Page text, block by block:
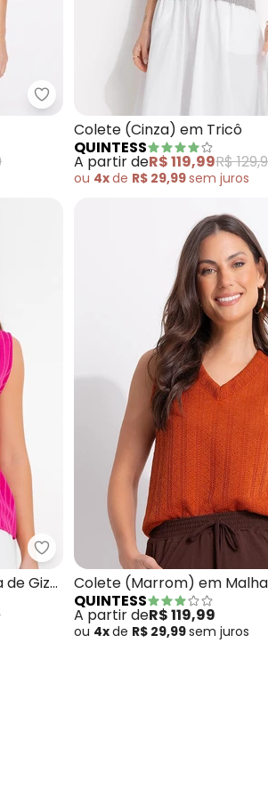
em Alfaiataria
Quintess - Colete (Natural) em
Colete (Cinza) em Tricô
QUINTESS
A partir deR$ 119,99R$
ou 4xde R$ 29,99sem juros
TricôQuintess - Colete Longo
de Giz
Colete (Marrom) em
QUINTESS
A partir deR$ 119,99
ou 4xde R$ 29,99sem juros